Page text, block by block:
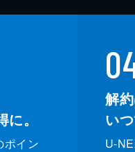
。
ポイン
解
い
U-